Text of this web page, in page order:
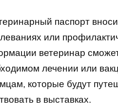
паспорт
или
ветеринар
лечении или
которые будут
в выставках.